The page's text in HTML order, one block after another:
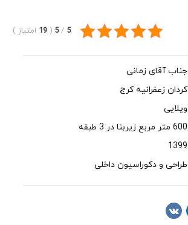
5
/
5
(
19 امتیاز )
جناب آقای زمانی
کردان زعفرانیه کرج
ویلایی
600 متر مربع زیربنا در 3 طبقه
1399
طراحی و دکوراسیون داخلی